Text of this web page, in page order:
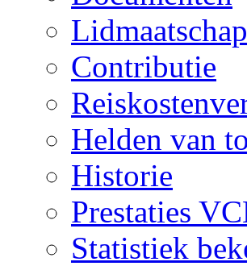
Lidmaatschap
Contributie
Helden van
Historie
Prestaties
Statistiek